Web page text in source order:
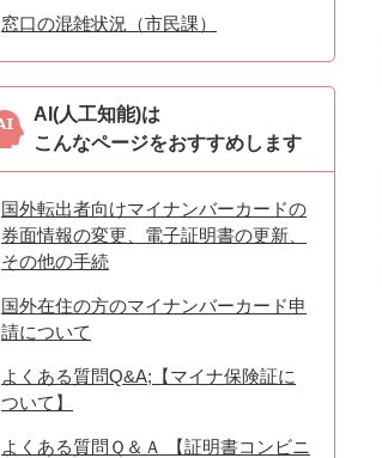
窓口の混雑状況（市民課）
AI(人工知能)は
こんなページをおすすめします
国外転出者向けマイナンバーカードの
券面情報の変更、電子証明書の更新、
その他の手続
国外在住の方のマイナンバーカード申
請について
よくある質問Q&A;【マイナ保険証に
ついて】
よくある質問Ｑ＆Ａ 【証明書コンビニ